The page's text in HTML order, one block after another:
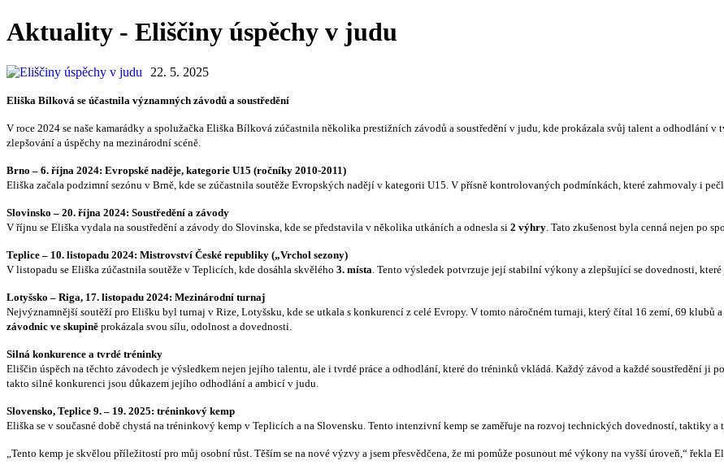
Aktuality - Eliščiny úspěchy v judu
22. 5. 2025
Eliška Bílková se účastnila významných závodů a soustředění
V roce 2024 se naše kamarádky a spolužačka Eliška Bílková zúčastnila několika prestižních závodů a soustředění v judu, kde prokázala svůj talent a
zlepšování a úspěchy na mezinárodní scéně.
Brno – 6. října 2024: Evropské naděje, kategorie U15 (ročníky 2010-2011)
Eliška začala podzimní sezónu v Brně, kde se zúčastnila soutěže Evropských nadějí v kategorii U15. V přísně kontrolovaných podmínkách, které zahrnovaly i
Slovinsko – 20. října 2024: Soustředění a závody
V říjnu se Eliška vydala na soustředění a závody do Slovinska, kde se představila v několika utkáních a odnesla si 2 výhry . Tato zkušenost byla cenná nejen po
Teplice – 10. listopadu 2024: Mistrovství České republiky („Vrchol sezony)
V listopadu se Eliška zúčastnila soutěže v Teplicích, kde dosáhla skvělého 3. místa . Tento výsledek potvrzuje její stabilní výkony a zlepšující se dovednosti,
Lotyšsko – Riga, 17. listopadu 2024: Mezinárodní turnaj
Nejvýznamnější soutěží pro Elišku byl turnaj v Rize, Lotyšsku, kde se utkala s konkurencí z celé Evropy. V tomto náročném turnaji, který čítal 16 zemí, 69 klubů
závodnic ve skupině prokázala svou sílu, odolnost a dovednosti.
Silná konkurence a tvrdé tréninky
Eliščin úspěch na těchto závodech je výsledkem nejen jejího talentu, ale i tvrdé práce a odhodlání, které do tréninků vkládá. Každý závod a každé soustředění
takto silné konkurenci jsou důkazem jejího odhodlání a ambicí v judu.
Slovensko, Teplice 9. – 19. 2025: tréninkový kemp
Eliška se v současné době chystá na tréninkový kemp v Teplicích a na Slovensku. Tento intenzivní kemp se zaměřuje na rozvoj technických dovedností, taktiky a
„Tento kemp je skvělou příležitostí pro můj osobní růst. Těším se na nové výzvy a jsem přesvědčena, že mi pomůže posunout mé výkony na vyšší úroveň,“ řekla